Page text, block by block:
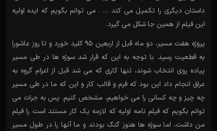
داستان دیگری را تکمیل می کند … . می توانم بگویم که ایده اولیه
این فیلم از همین جا شکل می گیرد.
پروژه هفت مسیر، دو ماه قبل از اربعین 95 کلید خورد و تا روز عاشورا
به قطعیت رسید. با توجه به این که قرار شد سوژه ها در طی مسیر
پیاده روی انتخاب شوند، تنها کاری که می شد قبل از اعزام گروه به
عراق انجام داد این بود که فرم و قالب کار و این که ما در طی مسیر
چه چیز و چه کسانی را می خواهیم، مشخص کنیم. پس به جرات می
توانم بگویم که فیلم نامه اولیه که لازمه یک کار مستند است را فیلم
من داشت، اما سوژه ها هنوز گنگ بودند و ما آنها را در طول مسیر